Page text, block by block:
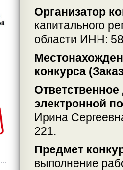
Организатор
капитального
области ИНН:
конкурса
электронной
Ирина
221.
Предмет
выполнение